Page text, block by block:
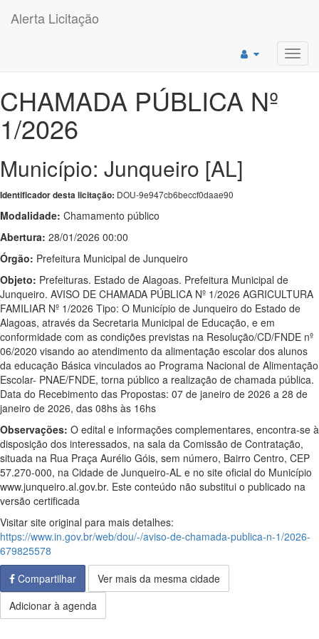
Alerta Licitação
CHAMADA PÚBLICA Nº
1/2026
Município: Junqueiro [AL]
Identificador desta licitação: DOU-9e947cb6beccf0daae90
Modalidade: Chamamento público
Abertura: 28/01/2026 00:00
Órgão: Prefeitura Municipal de Junqueiro
Objeto: Prefeituras. Estado de Alagoas. Prefeitura Municipal de
Junqueiro. AVISO DE CHAMADA PÚBLICA Nº 1/2026 AGRICULTURA
FAMILIAR Nº 1/2026 Tipo: O Município de Junqueiro do Estado de
Alagoas, através da Secretaria Municipal de Educação, e em
conformidade com as condições previstas na Resolução/CD/FNDE nº
06/2020 visando ao atendimento da alimentação escolar dos alunos
da educação Básica vinculados ao Programa Nacional de Alimentação
Escolar- PNAE/FNDE, torna público a realização de chamada pública.
Data do Recebimento das Propostas: 07 de janeiro de 2026 a 28 de
janeiro de 2026, das 08hs às 16hs
Observações: O edital e informações complementares, encontra-se à
disposição dos interessados, na sala da Comissão de Contratação,
situada na Rua Praça Aurélio Góis, sem número, Bairro Centro, CEP
57.270-000, na Cidade de Junqueiro-AL e no site oficial do Município
www.junqueiro.al.gov.br. Este conteúdo não substitui o publicado na
versão certificada
Visitar site original para mais detalhes:
https://www.in.gov.br/web/dou/-/aviso-de-chamada-publica-n-1/2026-
679825578
Compartilhar
Ver mais da mesma cidade
Adicionar à agenda